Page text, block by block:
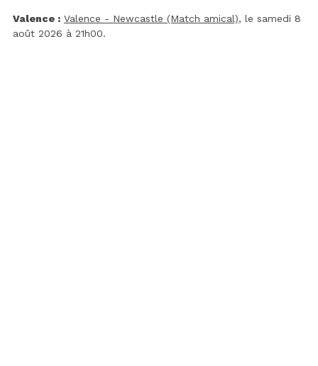
Valence : Valence - Newcastle (Match amical), le samedi 8
août 2026 à 21h00.